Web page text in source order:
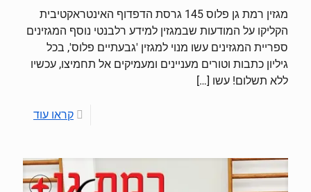
מגזין רמת גן פלוס 145 גרסת הדפדוף האינטראקטיבית
הקליקו על המודעות שבמגזין למידע רלבנטי נוסף המגזינים
ספריית המגזינים עשו מנוי למגזין 'גבעתיים פלוס', בכל
גיליון כתבות וטורים מעניינים ומעמיקים אל תחמיצו, עכשיו
ללא תשלום! עשו […]
קראו עוד